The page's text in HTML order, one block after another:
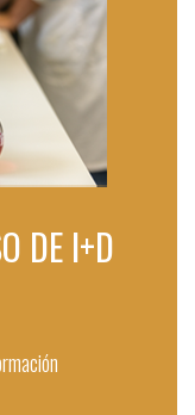
DE I+D